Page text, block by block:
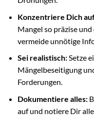
Konzentriere Dich
Mangel so präzise
vermeide unnötige
Sei realistisch:Setze
Mängelbeseitigung
Forderungen.
Dokumentiere alles:
auf und notiere Dir